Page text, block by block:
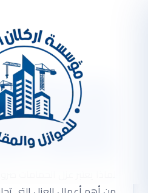
عزل الحمامات
وجميع
شركة أركان
والمقاولات